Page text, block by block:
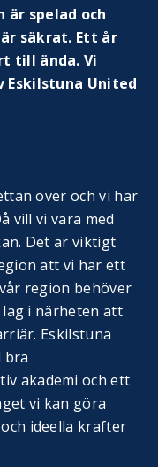
är spelad och
säkrat. Ett år
till ända. Vi
Eskilstuna United
över och vi har
vill vi vara med
Det är viktigt
att vi har ett
region behöver
i närheten att
Eskilstuna
bra
akademi och ett
vi kan göra
ideella krafter